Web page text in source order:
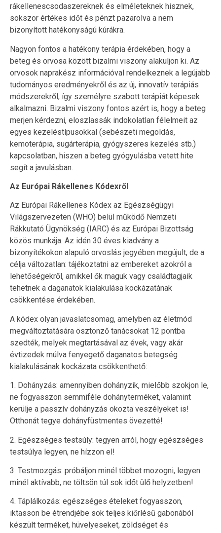
rákellenescsodaszereknek és elméleteknek hisznek,
sokszor értékes időt és pénzt pazarolva a nem
bizonyított hatékonyságú kúrákra.
Nagyon fontos a hatékony terápia érdekében, hogy a
beteg és orvosa között bizalmi viszony alakuljon ki. Az
orvosok naprakész információval rendelkeznek a legújabb
tudományos eredményekről és az új, innovatív terápiás
módszerekről, így személyre szabott terápiát képesek
alkalmazni. Bizalmi viszony fontos azért is, hogy a beteg
merjen kérdezni, eloszlassák indokolatlan félelmeit az
egyes kezeléstípusokkal (sebészeti megoldás,
kemoterápia, sugárterápia, gyógyszeres kezelés stb.)
kapcsolatban, hiszen a beteg gyógyulásba vetett hite
segít a javulásban.
Az Európai Rákellenes Kódexről
Az Európai Rákellenes Kódex az Egészségügyi
Világszervezeten (WHO) belül működő Nemzeti
Rákkutató Ügynökség (IARC) és az Európai Bizottság
közös munkája. Az idén 30 éves kiadvány a
bizonyítékokon alapuló orvoslás jegyében megújult, de a
célja változatlan: tájékoztatni az embereket azokról a
lehetőségekről, amikkel ők maguk vagy családtagjaik
tehetnek a daganatok kialakulása kockázatának
csökkentése érdekében.
A kódex olyan javaslatcsomag, amelyben az életmód
megváltoztatására ösztönző tanácsokat 12 pontba
szedték, melyek megtartásával az évek, vagy akár
évtizedek múlva fenyegető daganatos betegség
kialakulásának kockázata csökkenthető:
1. Dohányzás: amennyiben dohányzik, mielőbb szokjon le,
ne fogyasszon semmiféle dohányterméket, valamint
kerülje a passzív dohányzás okozta veszélyeket is!
Otthonát tegye dohányfüstmentes övezetté!
2. Egészséges testsúly: tegyen arról, hogy egészséges
testsúlya legyen, ne hízzon el!
3. Testmozgás: próbáljon minél többet mozogni, legyen
minél aktívabb, ne töltsön túl sok időt ülő helyzetben!
4. Táplálkozás: egészséges ételeket fogyasszon,
iktasson be étrendjébe sok teljes kiőrlésű gabonából
készült terméket, hüvelyeseket, zöldséget és